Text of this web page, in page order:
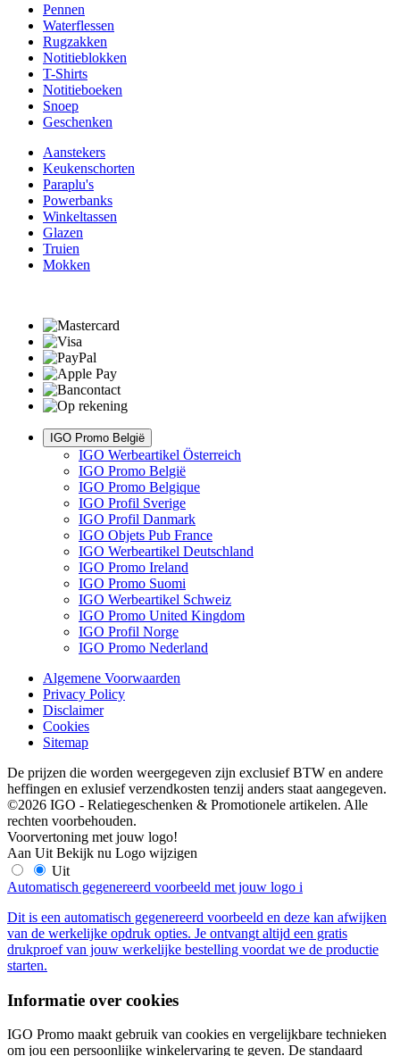
Pennen
Waterflessen
Rugzakken
Notitieblokken
T-Shirts
Notitieboeken
Snoep
Geschenken
Aanstekers
Keukenschorten
Paraplu's
Powerbanks
Winkeltassen
Glazen
Truien
Mokken
IGO Promo België
IGO Werbeartikel Österreich
IGO Promo België
IGO Promo Belgique
IGO Profil Sverige
IGO Profil Danmark
IGO Objets Pub France
IGO Werbeartikel Deutschland
IGO Promo Ireland
IGO Promo Suomi
IGO Werbeartikel Schweiz
IGO Promo United Kingdom
IGO Profil Norge
IGO Promo Nederland
Algemene Voorwaarden
Privacy Policy
Disclaimer
Cookies
Sitemap
De prijzen die worden weergegeven zijn exclusief BTW en andere
heffingen en exlusief verzendkosten tenzij anders staat aangegeven.
©2026 IGO - Relatiegeschenken & Promotionele artikelen. Alle
rechten voorbehouden.
Voorvertoning met jouw logo!
Aan Uit Bekijk nu Logo wijzigen
Uit
Automatisch gegenereerd voorbeeld met jouw logo i
Dit is een automatisch gegenereerd voorbeeld en deze kan afwijken
van de werkelijke opdruk opties. Je ontvangt altijd een gratis
drukproef van jouw werkelijke bestelling voordat we de productie
starten.
Informatie over cookies
IGO Promo maakt gebruik van cookies en vergelijkbare technieken
om jou een persoonlijke winkelervaring te geven. De standaard